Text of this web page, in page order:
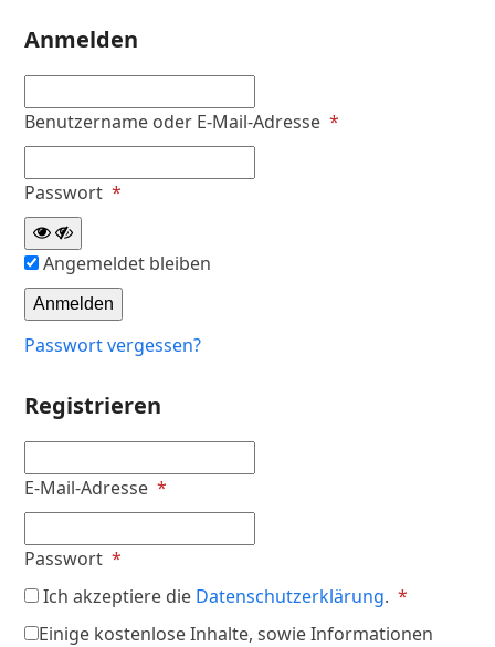
Anmelden
Benutzername oder E-Mail-Adresse*
Passwort*
Angemeldet bleiben
Anmelden
Passwort vergessen?
Registrieren
E-Mail-Adresse*
Passwort*
Ich akzeptiere die Datenschutzerklärung.*
Einige kostenlose Inhalte, sowie Informationen